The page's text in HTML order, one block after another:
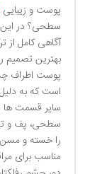
پوست و زیبایی
سطحی؟ در این
آگاهی کامل از
بهترین تصمیم
پوست اطراف
است که به
سایر قسمت ها
سطحی، پف و
را خسته و
مناسب برای